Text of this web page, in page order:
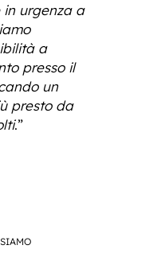
urgenza a
a
presso il
un
presto da
.”